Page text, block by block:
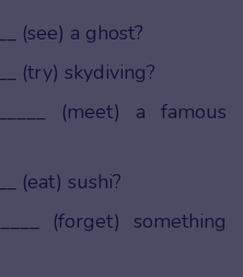
(see) a ghost?
(try) skydiving?
(meet) a famous
(eat) sushi?
(forget) something